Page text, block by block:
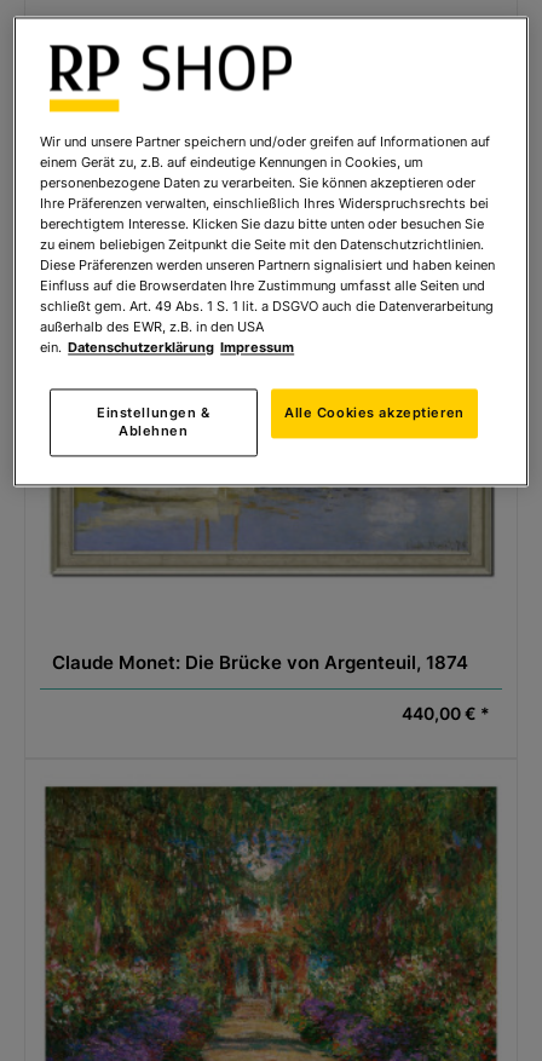
gerahmt
Claude Monet: Die Brücke von Argenteuil, 1874
440,00 € *
Wir und unsere Partner speichern und/oder greifen auf Informationen auf
einem Gerät zu, z.B. auf eindeutige Kennungen in Cookies, um
personenbezogene Daten zu verarbeiten. Sie können akzeptieren oder
Ihre Präferenzen verwalten, einschließlich Ihres Widerspruchsrechts bei
berechtigtem Interesse. Klicken Sie dazu bitte unten oder besuchen Sie
zu einem beliebigen Zeitpunkt die Seite mit den Datenschutzrichtlinien.
Diese Präferenzen werden unseren Partnern signalisiert und haben keinen
Einfluss auf die Browserdaten Ihre Zustimmung umfasst alle Seiten und
schließt gem. Art. 49 Abs. 1 S. 1 lit. a DSGVO auch die Datenverarbeitung
außerhalb des EWR, z.B. in den USA
ein. Datenschutzerklärung Impressum
Einstellungen &
Ablehnen
Alle Cookies akzeptieren